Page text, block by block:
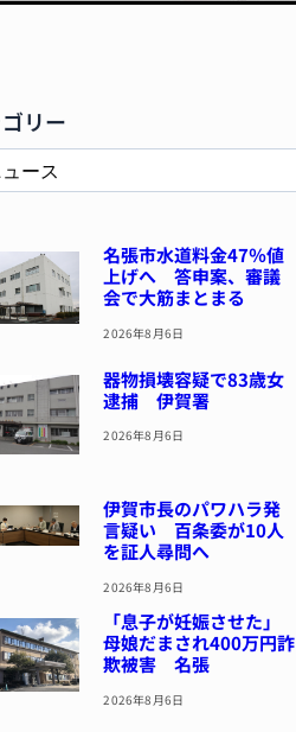
リー
名張市水道料金47％値
上げへ 答申案、審議
会で大筋まとまる
2026年8月6日
器物損壊容疑で83歳女
逮捕 伊賀署
2026年8月6日
伊賀市長のパワハラ発
言疑い 百条委が10人
を証人尋問へ
2026年8月6日
「息子が妊娠させた」
母娘だまされ400万円詐
欺被害 名張
2026年8月6日